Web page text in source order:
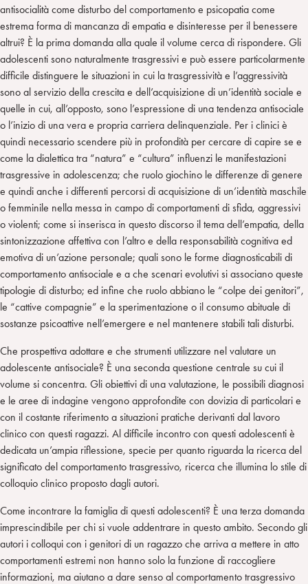
antisocialità come disturbo del comportamento e psicopatia come
estrema forma di mancanza di empatia e disinteresse per il benessere
altrui? È la prima domanda alla quale il volume cerca di rispondere. Gli
adolescenti sono naturalmente trasgressivi e può essere particolarmente
difficile distinguere le situazioni in cui la trasgressività e l’aggressività
sono al servizio della crescita e dell’acquisizione di un’identità sociale e
quelle in cui, all’opposto, sono l’espressione di una tendenza antisociale
o l’inizio di una vera e propria carriera delinquenziale. Per i clinici è
quindi necessario scendere più in profondità per cercare di capire se e
come la dialettica tra “natura” e “cultura” influenzi le manifestazioni
trasgressive in adolescenza; che ruolo giochino le differenze di genere
e quindi anche i differenti percorsi di acquisizione di un’identità maschile
o femminile nella messa in campo di comportamenti di sfida, aggressivi
o violenti; come si inserisca in questo discorso il tema dell’empatia, della
sintonizzazione affettiva con l’altro e della responsabilità cognitiva ed
emotiva di un’azione personale; quali sono le forme diagnosticabili di
comportamento antisociale e a che scenari evolutivi si associano queste
tipologie di disturbo; ed infine che ruolo abbiano le “colpe dei genitori”,
le “cattive compagnie” e la sperimentazione o il consumo abituale di
sostanze psicoattive nell’emergere e nel mantenere stabili tali disturbi.
Che prospettiva adottare e che strumenti utilizzare nel valutare un
adolescente antisociale? È una seconda questione centrale su cui il
volume si concentra. Gli obiettivi di una valutazione, le possibili diagnosi
e le aree di indagine vengono approfondite con dovizia di particolari e
con il costante riferimento a situazioni pratiche derivanti dal lavoro
clinico con questi ragazzi. Al difficile incontro con questi adolescenti è
dedicata un’ampia riflessione, specie per quanto riguarda la ricerca del
significato del comportamento trasgressivo, ricerca che illumina lo stile di
colloquio clinico proposto dagli autori.
Come incontrare la famiglia di questi adolescenti? È una terza domanda
imprescindibile per chi si vuole addentrare in questo ambito. Secondo gli
autori i colloqui con i genitori di un ragazzo che arriva a mettere in atto
comportamenti estremi non hanno solo la funzione di raccogliere
informazioni, ma aiutano a dare senso al comportamento trasgressivo